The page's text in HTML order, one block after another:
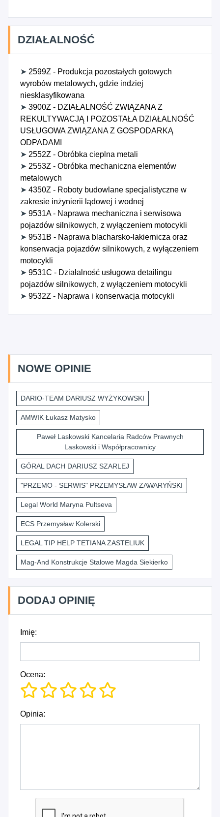
DZIAŁALNOŚĆ
➤ 2599Z - Produkcja pozostałych gotowych
wyrobów metalowych, gdzie indziej
niesklasyfikowana
➤ 3900Z - DZIAŁALNOŚĆ ZWIĄZANA Z
REKULTYWACJĄ I POZOSTAŁA DZIAŁALNOŚĆ
USŁUGOWA ZWIĄZANA Z GOSPODARKĄ
ODPADAMI
➤ 2552Z - Obróbka cieplna metali
➤ 2553Z - Obróbka mechaniczna elementów
metalowych
➤ 4350Z - Roboty budowlane specjalistyczne w
zakresie inżynierii lądowej i wodnej
➤ 9531A - Naprawa mechaniczna i serwisowa
pojazdów silnikowych, z wyłączeniem motocykli
➤ 9531B - Naprawa blacharsko-lakiernicza oraz
konserwacja pojazdów silnikowych, z wyłączeniem
motocykli
➤ 9531C - Działalność usługowa detailingu
pojazdów silnikowych, z wyłączeniem motocykli
➤ 9532Z - Naprawa i konserwacja motocykli
NOWE OPINIE
DARIO-TEAM DARIUSZ WYŻYKOWSKI
AMWIK Łukasz Matysko
Paweł Laskowski Kancelaria Radców Prawnych
Laskowski i Współpracownicy
GÓRAL DACH DARIUSZ SZARLEJ
"PRZEMO - SERWIS" PRZEMYSŁAW ZAWARYŃSKI
Legal World Maryna Pultseva
ECS Przemysław Kolerski
LEGAL TIP HELP TETIANA ZASTELIUK
Mag-And Konstrukcje Stalowe Magda Siekierko
DODAJ OPINIĘ
Imię:
Ocena:
Opinia: